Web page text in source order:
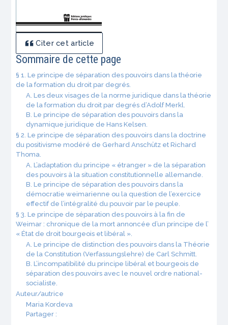
Citer cet article
Sommaire de cette page
§ 1. Le principe de séparation des pouvoirs dans la théorie
de la formation du droit par degrés.
A. Les deux visages de la norme juridique dans la théorie
de la formation du droit par degrés d’Adolf Merkl.
B. Le principe de séparation des pouvoirs dans la
dynamique juridique de Hans Kelsen.
§ 2. Le principe de séparation des pouvoirs dans la doctrine
du positivisme modéré de Gerhard Anschütz et Richard
Thoma.
A. L’adaptation du principe « étranger » de la séparation
des pouvoirs à la situation constitutionnelle allemande.
B. Le principe de séparation des pouvoirs dans la
démocratie weimarienne ou la question de l’exercice
effectif de l’intégralité du pouvoir par le peuple.
§ 3. Le principe de séparation des pouvoirs à la fin de
Weimar : chronique de la mort annoncée d’un principe de l’
« État de droit bourgeois et libéral ».
A. Le principe de distinction des pouvoirs dans la Théorie
de la Constitution (Verfassungslehre) de Carl Schmitt.
B. L’incompatibilité du principe libéral et bourgeois de
séparation des pouvoirs avec le nouvel ordre national-
socialiste.
Auteur/autrice
Maria Kordeva
Partager :